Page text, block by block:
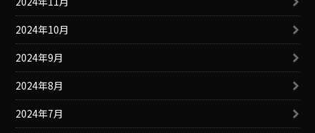
2024年10月
2024年9月
2024年8月
2024年7月